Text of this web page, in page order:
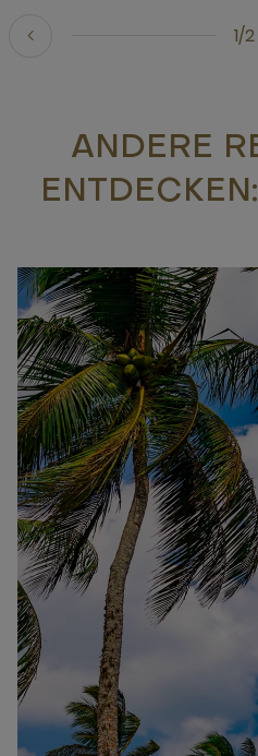
1/2
ANDERE